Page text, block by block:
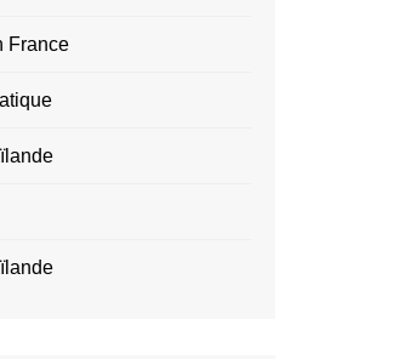
France